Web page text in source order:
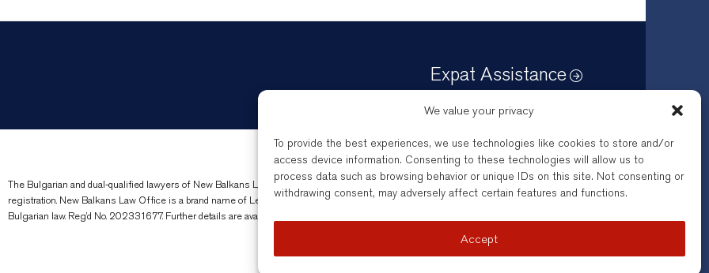
We value your privacy
To provide the best experiences, we use technologies like cookies to store and/or
access device information. Consenting to these technologies will allow us to
process data such as browsing behavior or unique IDs on this site. Not consenting or
withdrawing consent, may adversely affect certain features and functions.
Accept Contact
Expat Assistance
The Bulgarian and dual-qualified lawyers of New Balkans Law Office are regulated by the respective Bar of their
registration. New Balkans Law Office is a brand name of Legal Services EOOD, a company registered under
Bulgarian law. Reg’d No. 202331677. Further details are available